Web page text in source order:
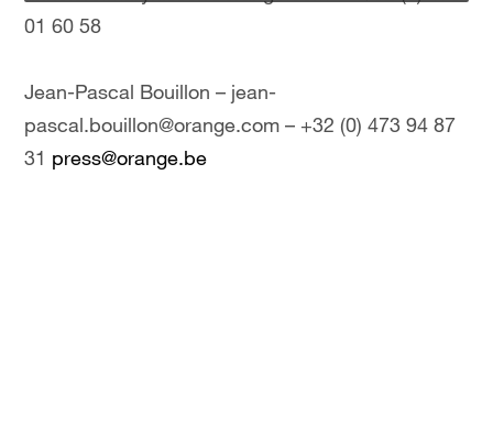
01 60 58
Jean-Pascal Bouillon – jean-
pascal.bouillon@orange.com – +32 (0) 473 94 87
31 press@orange.be